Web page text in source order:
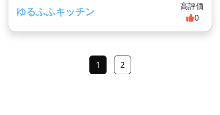
ゆるふふキッチン
高評価
0
1 2